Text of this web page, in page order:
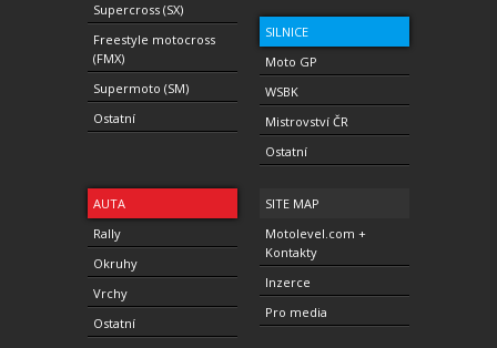
Supercross (SX)
Freestyle motocross
(FMX)
Supermoto (SM)
Ostatní
SILNICE
Moto GP
WSBK
Mistrovství ČR
Ostatní
AUTA
Rally
Okruhy
Vrchy
Ostatní
SITE MAP
Motolevel.com +
Kontakty
Inzerce
Pro media